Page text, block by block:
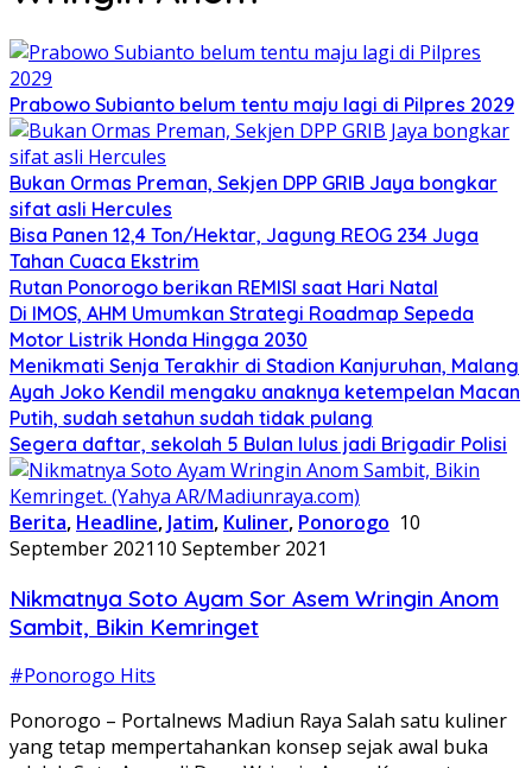
Prabowo Subianto belum tentu maju lagi di Pilpres 2029
Bukan Ormas Preman, Sekjen DPP GRIB Jaya bongkar
sifat asli Hercules
Bisa Panen 12,4 Ton/Hektar, Jagung REOG 234 Juga
Tahan Cuaca Ekstrim
Rutan Ponorogo berikan REMISI saat Hari Natal
Di IMOS, AHM Umumkan Strategi Roadmap Sepeda
Motor Listrik Honda Hingga 2030
Menikmati Senja Terakhir di Stadion Kanjuruhan, Malang
Ayah Joko Kendil mengaku anaknya ketempelan Macan
Putih, sudah setahun sudah tidak pulang
Segera daftar, sekolah 5 Bulan lulus jadi Brigadir Polisi
Berita, Headline, Jatim, Kuliner, Ponorogo 10
September 2021 10 September 2021
Nikmatnya Soto Ayam Sor Asem Wringin Anom
Sambit, Bikin Kemringet
#Ponorogo Hits
Ponorogo – Portalnews Madiun Raya Salah satu kuliner
yang tetap mempertahankan konsep sejak awal buka